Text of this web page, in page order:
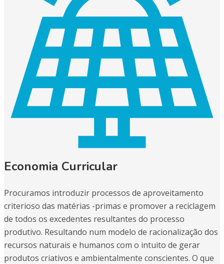
Economia Curricular
Procuramos introduzir processos de aproveitamento
criterioso das matérias -primas e promover a reciclagem
de todos os excedentes resultantes do processo
produtivo. Resultando num modelo de racionalização dos
recursos naturais e humanos com o intuito de gerar
produtos criativos e ambientalmente conscientes. O que